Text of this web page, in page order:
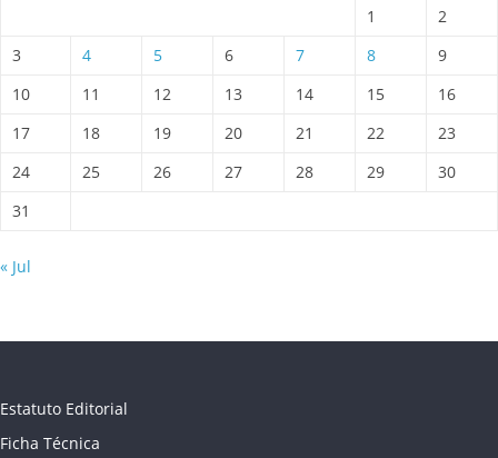
1
2
3
4 5 6 7 8
9
10
11 12 13 14 15
16
17
18 19 20 21 22
23
24
25 26 27 28 29
30
31
« Jul
Estatuto Editorial
Ficha Técnica